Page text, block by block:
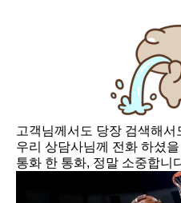
고객님께서도 당장 검색해
우리 상담사님께 전화 하셨
통화 한 통화, 정말 소중합니